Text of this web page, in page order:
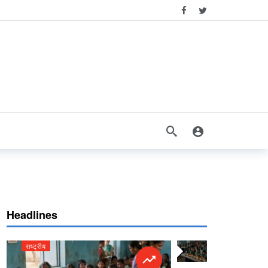
Headlines
राष्ट्रीय राष्ट्रीय